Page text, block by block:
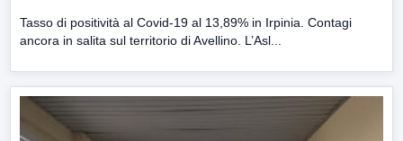
Tasso di positività al Covid-19 al 13,89% in Irpinia. Contagi
ancora in salita sul territorio di Avellino. L’Asl...